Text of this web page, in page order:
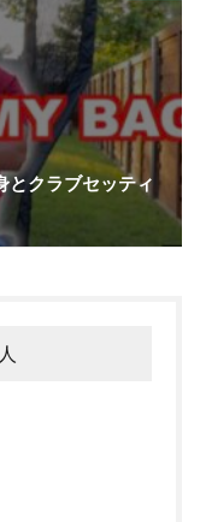
とクラブセッティ